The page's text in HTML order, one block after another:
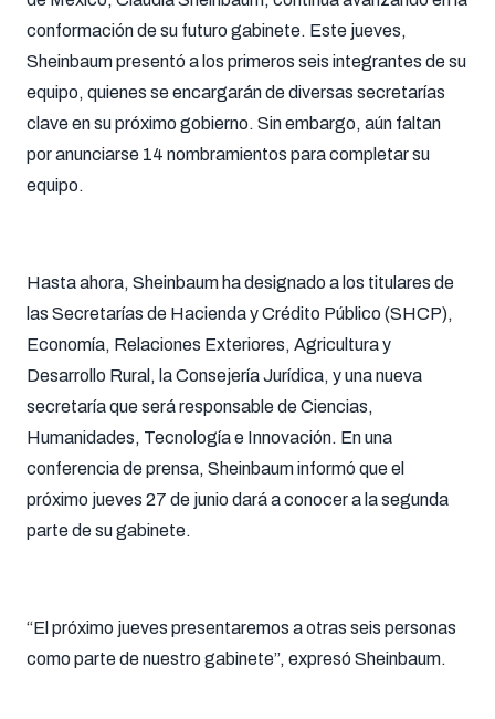
conformación de su futuro gabinete. Este jueves,
Sheinbaum presentó a los primeros seis integrantes de su
equipo, quienes se encargarán de diversas secretarías
clave en su próximo gobierno. Sin embargo, aún faltan
por anunciarse 14 nombramientos para completar su
equipo.
Hasta ahora, Sheinbaum ha designado a los titulares de
las Secretarías de Hacienda y Crédito Público (SHCP),
Economía, Relaciones Exteriores, Agricultura y
Desarrollo Rural, la Consejería Jurídica, y una nueva
secretaría que será responsable de Ciencias,
Humanidades, Tecnología e Innovación. En una
conferencia de prensa, Sheinbaum informó que el
próximo jueves 27 de junio dará a conocer a la segunda
parte de su gabinete.
“El próximo jueves presentaremos a otras seis personas
como parte de nuestro gabinete”, expresó Sheinbaum.